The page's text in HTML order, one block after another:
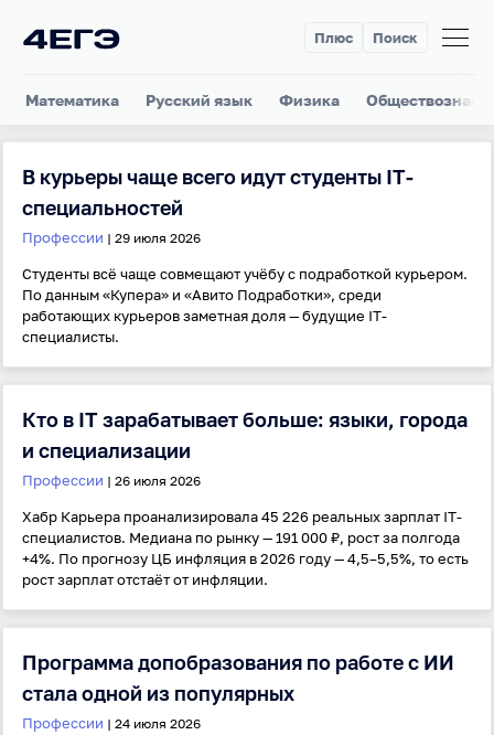
Плюс Поиск
Математика Русский язык Физика
В курьеры чаще всего идут студенты IT-
специальностей
Профессии | 29 июля 2026
Студенты всё чаще совмещают учёбу с подработкой курьером.
По данным «Купера» и «Авито Подработки», среди
работающих курьеров заметная доля — будущие IT-
специалисты.
Кто в IT зарабатывает больше: языки, города
и специализации
Профессии | 26 июля 2026
Хабр Карьера проанализировала 45 226 реальных зарплат IT-
специалистов. Медиана по рынку — 191 000 ₽, рост за полгода
+4%. По прогнозу ЦБ инфляция в 2026 году — 4,5–5,5%, то есть
рост зарплат отстаёт от инфляции.
Программа допобразования по работе с ИИ
стала одной из популярных
Профессии | 24 июля 2026